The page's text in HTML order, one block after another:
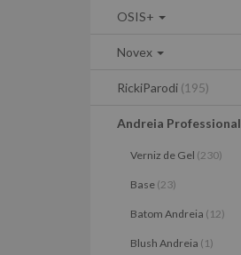
OSIS+
Novex
RickiParodi (195)
Andreia Professional
Verniz de Gel (230)
Base (23)
Batom Andreia (12)
Blush Andreia (1)